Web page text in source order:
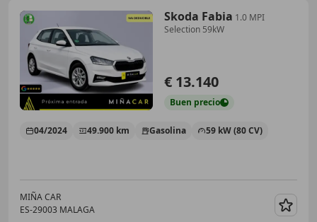
Skoda Fabia 1.0 MPI
Selection 59kW
€ 13.140
Buen precio
04/2024 49.900 km Gasolina 59 kW (80 CV)
MIÑA CAR
ES-29003 MALAGA